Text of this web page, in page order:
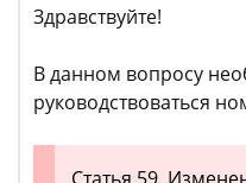
Здравствуйте!
В данном вопросу
руководствоваться